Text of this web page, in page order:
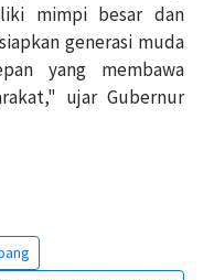
mimpi besar dan
generasi muda
yang membawa
ujar Gubernur